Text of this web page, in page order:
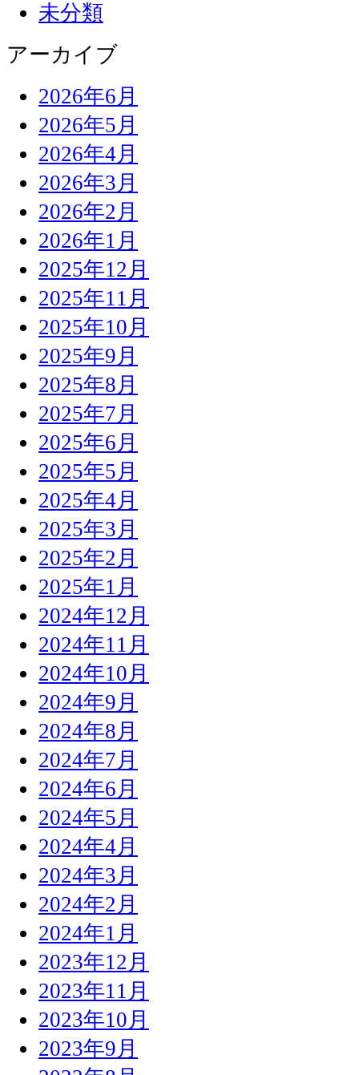
未分類
アーカイブ
2026年6月
2026年5月
2026年4月
2026年3月
2026年2月
2026年1月
2025年12月
2025年11月
2025年10月
2025年9月
2025年8月
2025年7月
2025年6月
2025年5月
2025年4月
2025年3月
2025年2月
2025年1月
2024年12月
2024年11月
2024年10月
2024年9月
2024年8月
2024年7月
2024年6月
2024年5月
2024年4月
2024年3月
2024年2月
2024年1月
2023年12月
2023年11月
2023年10月
2023年9月